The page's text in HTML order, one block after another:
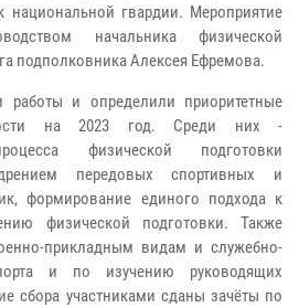
национальной гвардии. Мероприятие
начальника физической
подполковника Алексея Ефремова.
и определили приоритетные
на 2023 год. Среди них -
физической подготовки
передовых спортивных и
формирование единого подхода к
физической подготовки. Также
прикладным видам и служебно-
и по изучению руководящих
сбора участниками сданы зачёты по